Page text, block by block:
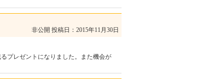
非公開 投稿日：2015年11月30日
プレゼントになりました。また機会が